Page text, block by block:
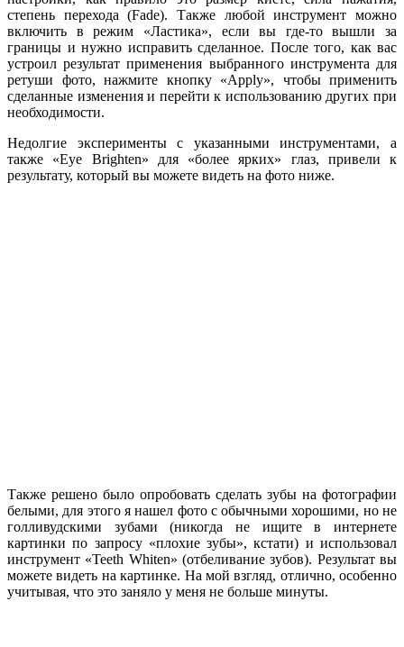
степень перехода (Fade). Также любой инструмент можно
включить в режим «Ластика», если вы где-то вышли за
границы и нужно исправить сделанное. После того, как вас
устроил результат применения выбранного инструмента для
ретуши фото, нажмите кнопку «Apply», чтобы применить
сделанные изменения и перейти к использованию других при
необходимости.
Недолгие эксперименты с указанными инструментами, а
также «Eye Brighten» для «более ярких» глаз, привели к
результату, который вы можете видеть на фото ниже.
Также решено было опробовать сделать зубы на фотографии
белыми, для этого я нашел фото с обычными хорошими, но не
голливудскими зубами (никогда не ищите в интернете
картинки по запросу «плохие зубы», кстати) и использовал
инструмент «Teeth Whiten» (отбеливание зубов). Результат вы
можете видеть на картинке. На мой взгляд, отлично, особенно
учитывая, что это заняло у меня не больше минуты.